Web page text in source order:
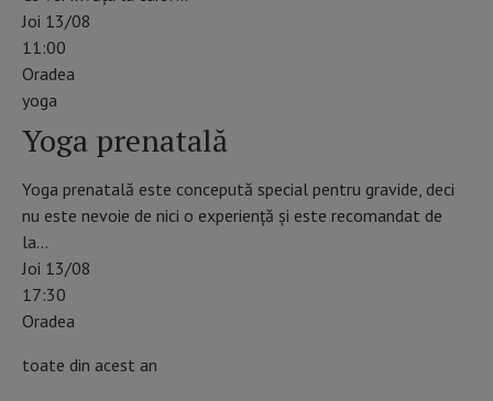
Joi 13/08
11:00
Oradea
yoga
Yoga prenatală
Yoga prenatală este concepută special pentru gravide, deci
nu este nevoie de nici o experiență și este recomandat de
la…
Joi 13/08
17:30
Oradea
toate din acest an